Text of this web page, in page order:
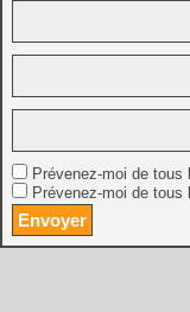
Prévenez-moi de
Prévenez-moi de